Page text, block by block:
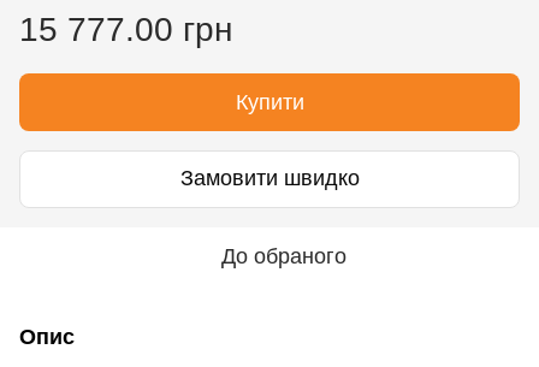
15 777.00 грн
Купити
Замовити швидко
До обраного
Опис